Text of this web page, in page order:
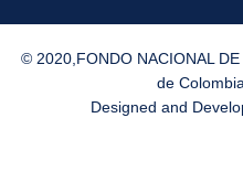
© 2020,FONDO NACIONAL
de
Designed and